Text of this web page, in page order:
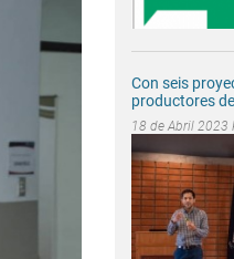
Con seis
productores
18 de Abril 2023